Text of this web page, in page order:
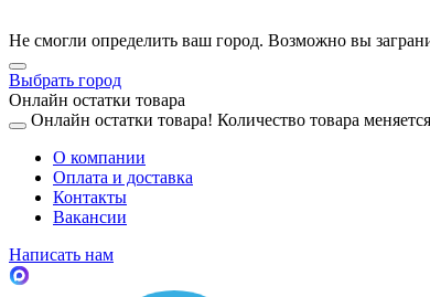
Не смогли определить ваш город. Возможно вы
Выбрать город
Онлайн остатки товара
Онлайн остатки товара! Количество товара
О компании
Оплата и доставка
Контакты
Вакансии
Написать нам